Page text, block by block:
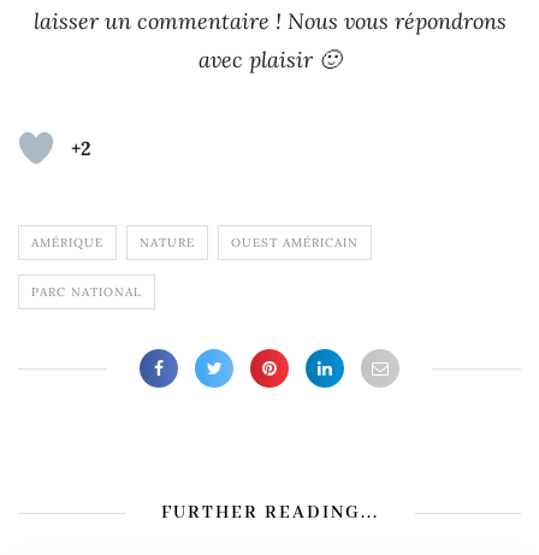
laisser un commentaire ! Nous vous répondrons
avec plaisir 🙂
+2
AMÉRIQUE NATURE OUEST AMÉRICAIN
PARC NATIONAL
FURTHER READING...